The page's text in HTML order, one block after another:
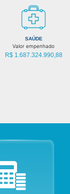
SAÚDE
Valor empenhado
R$ 1.687.324.990,88
(PPA)
Orçamentárias